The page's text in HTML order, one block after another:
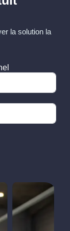
la solution la